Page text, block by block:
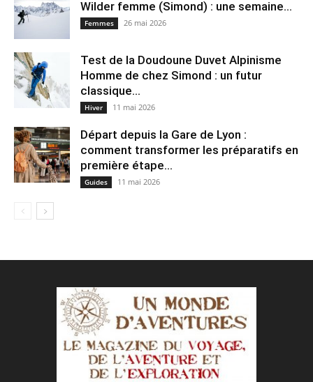
Wilder femme (Simond) : une semaine...
Femmes 26 mai 2026
Test de la Doudoune Duvet Alpinisme
Homme de chez Simond : un futur
classique...
Hiver 11 mai 2026
Départ depuis la Gare de Lyon :
comment transformer les préparatifs en
pre⁠mière étape...
Guides 11 mai 2026